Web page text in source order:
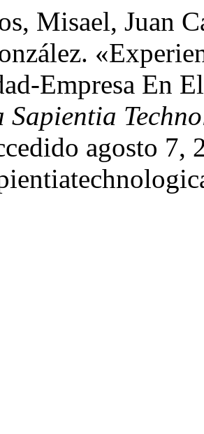
Misael, Juan
Empresa En
Sapientia
agosto 7,